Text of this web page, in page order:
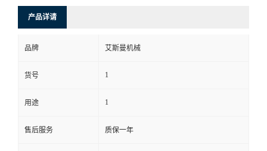
产品详请
品牌 艾斯曼机械
货号 1
用途 1
售后服务 质保一年